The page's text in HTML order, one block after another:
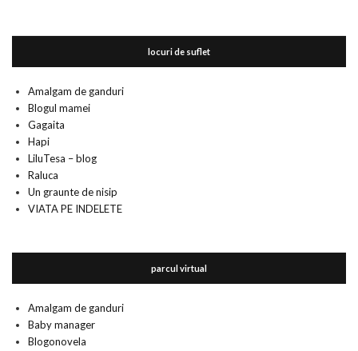
locuri de suflet
Amalgam de ganduri
Blogul mamei
Gagaita
Hapi
LiluTesa – blog
Raluca
Un graunte de nisip
VIATA PE INDELETE
parcul virtual
Amalgam de ganduri
Baby manager
Blogonovela